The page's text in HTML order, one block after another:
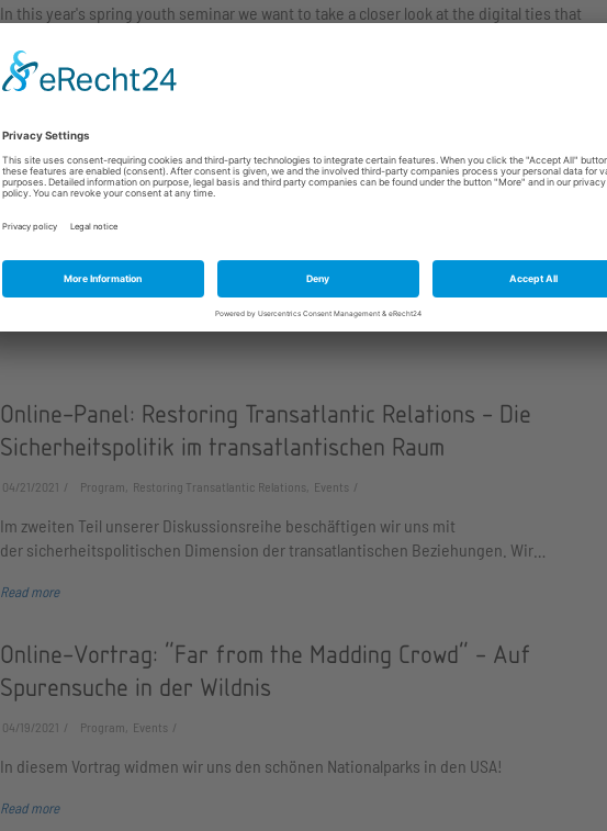
In this year's spring youth seminar we want to take a closer look at the digital ties that
Read more
German-American Art Exhibit 2021
and German children.
Online-Panel: Restoring Transatlantic Relations - Die
Sicherheitspolitik im transatlantischen Raum
04/21/2021 Program, Restoring Transatlantic Relations, Events
Im zweiten Teil unserer Diskussionsreihe beschäftigen wir uns mit
der sicherheitspolitischen Dimension der transatlantischen Beziehungen. Wir…
Read more
Online-Vortrag: "Far from the Madding Crowd" - Auf
Spurensuche in der Wildnis
04/19/2021 Program, Events
In diesem Vortrag widmen wir uns den schönen Nationalparks in den USA!
Read more